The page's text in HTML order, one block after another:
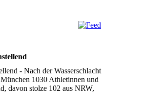
- Nach der Wasserschlacht
1030 Athletinnen und
davon stolze 102 aus NRW,